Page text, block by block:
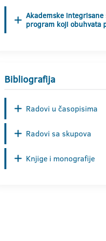
Akademske
program koji obuhvata
Bibliografija
Radovi u časopisima
Radovi sa skupova
Knjige i monografije